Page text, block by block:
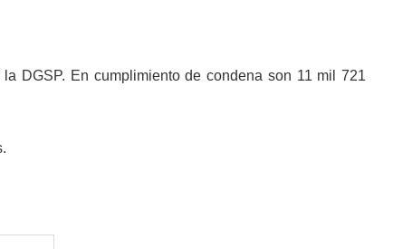
DGSP. En cumplimiento de condena son 11 mil 721